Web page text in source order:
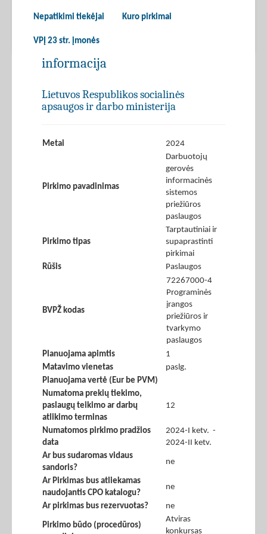
Nepatikimi tiekėjai Kuro pirkimai
VPĮ 23 str. įmonės
informacija
Lietuvos Respublikos socialinės
apsaugos ir darbo ministerija
Metai 2024
Pirkimo pavadinimas
Darbuotojų
gerovės
informacinės
sistemos
priežiūros
paslaugos
Pirkimo tipas
Tarptautiniai ir
supaprastinti
pirkimai
Rūšis
Paslaugos
BVPŽ kodas
72267000-4
Programinės
įrangos
priežiūros ir
tvarkymo
paslaugos
Planuojama apimtis
1
Matavimo vienetas
paslg.
Planuojama vertė (Eur be PVM)
Numatoma prekių tiekimo,
paslaugų teikimo ar darbų
atlikimo terminas
12
Numatomos pirkimo pradžios
data
2024-I ketv. -
2024-II ketv.
Ar bus sudaromas vidaus
sandoris?
ne
Ar Pirkimas bus atliekamas
naudojantis CPO katalogu?
ne
Ar pirkimas bus rezervuotas? ne
Pirkimo būdo (procedūros)
Atviras
konkursas